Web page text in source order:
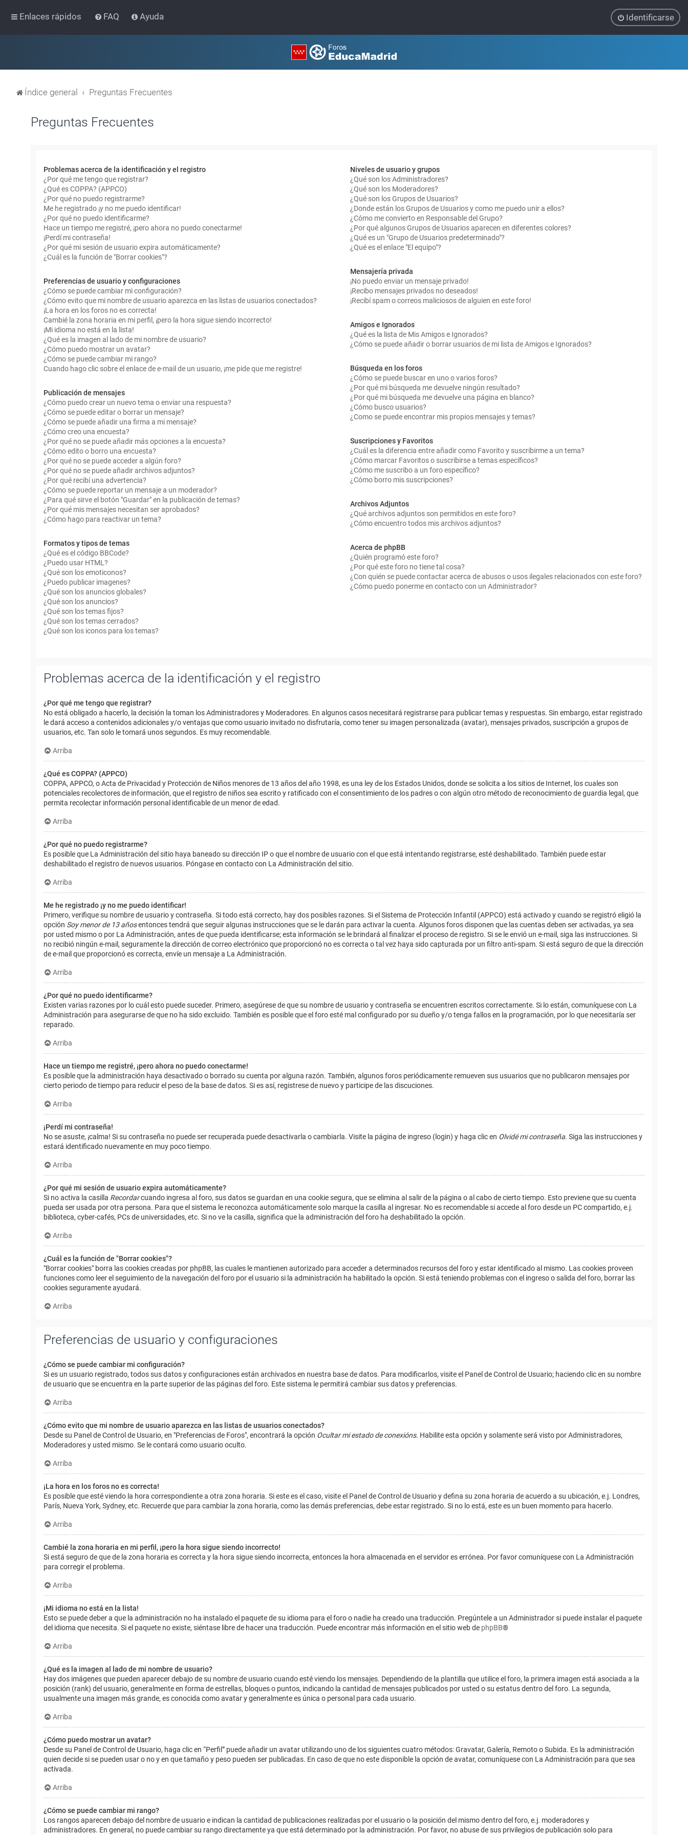
Enlaces rápidos FAQ Ayuda Identificarse
Índice general Preguntas Frecuentes
Preguntas Frecuentes
Problemas acerca de la identificación y el registro
¿Por qué me tengo que registrar?
¿Qué es COPPA? (APPCO)
¿Por qué no puedo registrarme?
Me he registrado ¡y no me puedo identificar!
¿Por qué no puedo identificarme?
Hace un tiempo me registré, ¡pero ahora no puedo conectarme!
¡Perdí mi contraseña!
¿Por qué mi sesión de usuario expira automáticamente?
¿Cuál es la función de "Borrar cookies"?
Preferencias de usuario y configuraciones
¿Cómo se puede cambiar mi configuración?
¿Cómo evito que mi nombre de usuario aparezca en las listas de usuarios conectados?
¡La hora en los foros no es correcta!
Cambié la zona horaria en mi perfil, ¡pero la hora sigue siendo incorrecto!
¡Mi idioma no está en la lista!
¿Qué es la imagen al lado de mi nombre de usuario?
¿Cómo puedo mostrar un avatar?
¿Cómo se puede cambiar mi rango?
Cuando hago clic sobre el enlace de e-mail de un usuario, ¡me pide que me registre!
Publicación de mensajes
¿Cómo puedo crear un nuevo tema o enviar una respuesta?
¿Cómo se puede editar o borrar un mensaje?
¿Cómo se puede añadir una firma a mi mensaje?
¿Cómo creo una encuesta?
¿Por qué no se puede añadir más opciones a la encuesta?
¿Cómo edito o borro una encuesta?
¿Por qué no se puede acceder a algún foro?
¿Por qué no se puede añadir archivos adjuntos?
¿Por qué recibí una advertencia?
¿Cómo se puede reportar un mensaje a un moderador?
¿Para qué sirve el botón "Guardar" en la publicación de temas?
¿Por qué mis mensajes necesitan ser aprobados?
¿Cómo hago para reactivar un tema?
Formatos y tipos de temas
¿Qué es el código BBCode?
¿Puedo usar HTML?
¿Qué son los emoticonos?
¿Puedo publicar imagenes?
¿Qué son los anuncios globales?
¿Qué son los anuncios?
¿Qué son los temas fijos?
¿Qué son los temas cerrados?
¿Qué son los iconos para los temas?
Niveles de usuario y grupos
¿Qué son los Administradores?
¿Qué son los Moderadores?
¿Qué son los Grupos de Usuarios?
¿Donde están los Grupos de Usuarios y como me puedo unir a ellos?
¿Cómo me convierto en Responsable del Grupo?
¿Por qué algunos Grupos de Usuarios aparecen en diferentes colores?
¿Qué es un "Grupo de Usuarios predeterminado"?
¿Qué es el enlace "El equipo"?
Mensajería privada
¡No puedo enviar un mensaje privado!
¡Recibo mensajes privados no deseados!
¡Recibí spam o correos maliciosos de alguien en este foro!
Amigos e Ignorados
¿Qué es la lista de Mis Amigos e Ignorados?
¿Cómo se puede añadir o borrar usuarios de mi lista de Amigos e Ignorados?
Búsqueda en los foros
¿Cómo se puede buscar en uno o varios foros?
¿Por qué mi búsqueda me devuelve ningún resultado?
¿Por qué mi búsqueda me devuelve una página en blanco?
¿Cómo busco usuarios?
¿Como se puede encontrar mis propios mensajes y temas?
Suscripciones y Favoritos
¿Cuál es la diferencia entre añadir como Favorito y suscribirme a un tema?
¿Cómo marcar Favoritos o suscribirse a temas específicos?
¿Cómo me suscribo a un foro específico?
¿Cómo borro mis suscripciones?
Archivos Adjuntos
¿Qué archivos adjuntos son permitidos en este foro?
¿Cómo encuentro todos mis archivos adjuntos?
Acerca de phpBB
¿Quién programó este foro?
¿Por qué este foro no tiene tal cosa?
¿Con quién se puede contactar acerca de abusos o usos ilegales relacionados con este foro?
¿Cómo puedo ponerme en contacto con un Administrador?
Problemas acerca de la identificación y el registro
¿Por qué me tengo que registrar?
No está obligado a hacerlo, la decisión la toman los Administradores y Moderadores. En algunos casos necesitará registrarse para publicar temas y respuestas. Sin embargo, estar registrado
le dará acceso a contenidos adicionales y/o ventajas que como usuario invitado no disfrutaría, como tener su imagen personalizada (avatar), mensajes privados, suscripción a grupos de
usuarios, etc. Tan solo le tomará unos segundos. Es muy recomendable.
Arriba
¿Qué es COPPA? (APPCO)
COPPA, APPCO, o Acta de Privacidad y Protección de Niños menores de 13 años del año 1998, es una ley de los Estados Unidos, donde se solicita a los sitios de Internet, los cuales son
potenciales recolectores de información, que el registro de niños sea escrito y ratificado con el consentimiento de los padres o con algún otro método de reconocimiento de guardia legal, que
permita recolectar información personal identificable de un menor de edad.
Arriba
¿Por qué no puedo registrarme?
Es posible que La Administración del sitio haya baneado su dirección IP o que el nombre de usuario con el que está intentando registrarse, esté deshabilitado. También puede estar
deshabilitado el registro de nuevos usuarios. Póngase en contacto con La Administración del sitio.
Arriba
Me he registrado ¡y no me puedo identificar!
Primero, verifique su nombre de usuario y contraseña. Si todo está correcto, hay dos posibles razones. Si el Sistema de Protección Infantil (APPCO) está activado y cuando se registró eligió la
opción Soy menor de 13 añosentonces tendrá que seguir algunas instrucciones que se le darán para activar la cuenta. Algunos foros disponen que las cuentas deben ser activadas, ya sea
por usted mismo o por La Administración, antes de que pueda identificarse; esta información se le brindará al finalizar el proceso de registro. Si se le envió un e-mail, siga las instrucciones. Si
no recibió ningún e-mail, seguramente la dirección de correo electrónico que proporcionó no es correcta o tal vez haya sido capturada por un filtro anti-spam. Si está seguro de que la dirección
de e-mail que proporcionó es correcta, envíe un mensaje a La Administración.
Arriba
¿Por qué no puedo identificarme?
Existen varias razones por lo cuál esto puede suceder. Primero, asegúrese de que su nombre de usuario y contraseña se encuentren escritos correctamente. Si lo están, comuníquese con La
Administración para asegurarse de que no ha sido excluido. También es posible que el foro esté mal configurado por su dueño y/o tenga fallos en la programación, por lo que necesitaría ser
reparado.
Arriba
Hace un tiempo me registré, ¡pero ahora no puedo conectarme!
Es posible que la administración haya desactivado o borrado su cuenta por alguna razón. También, algunos foros periódicamente remueven sus usuarios que no publicaron mensajes por
cierto periodo de tiempo para reducir el peso de la base de datos. Si es así, registrese de nuevo y participe de las discuciones.
Arriba
¡Perdí mi contraseña!
No se asuste, ¡calma! Si su contraseña no puede ser recuperada puede desactivarla o cambiarla. Visite la página de ingreso (login) y haga clic en Olvidé mi contraseña. Siga las instrucciones y
estará identificado nuevamente en muy poco tiempo.
Arriba
¿Por qué mi sesión de usuario expira automáticamente?
Si no activa la casilla Recordarcuando ingresa al foro, sus datos se guardan en una cookie segura, que se elimina al salir de la página o al cabo de cierto tiempo. Esto previene que su cuenta
pueda ser usada por otra persona. Para que el sistema le reconozca automáticamente solo marque la casilla al ingresar. No es recomendable si accede al foro desde un PC compartido, e.j.
biblioteca, cyber-cafés, PCs de universidades, etc. Si no ve la casilla, significa que la administración del foro ha deshabilitado la opción.
Arriba
¿Cuál es la función de "Borrar cookies"?
"Borrar cookies" borra las cookies creadas por phpBB, las cuales le mantienen autorizado para acceder a determinados recursos del foro y estar identificado al mismo. Las cookies proveen
funciones como leer el seguimiento de la navegación del foro por el usuario si la administración ha habilitado la opción. Si está teniendo problemas con el ingreso o salida del foro, borrar las
cookies seguramente ayudará.
Arriba
Preferencias de usuario y configuraciones
¿Cómo se puede cambiar mi configuración?
Si es un usuario registrado, todos sus datos y configuraciones están archivados en nuestra base de datos. Para modificarlos, visite el Panel de Control de Usuario; haciendo clic en su nombre
de usuario que se encuentra en la parte superior de las páginas del foro. Este sistema le permitirá cambiar sus datos y preferencias.
Arriba
¿Cómo evito que mi nombre de usuario aparezca en las listas de usuarios conectados?
Desde su Panel de Control de Usuario, en "Preferencias de Foros", encontrará la opción Ocultar mi estado de conexións. Habilite esta opción y solamente será visto por Administradores,
Moderadores y usted mismo. Se le contará como usuario oculto.
Arriba
¡La hora en los foros no es correcta!
Es posible que esté viendo la hora correspondiente a otra zona horaria. Si este es el caso, visite el Panel de Control de Usuario y defina su zona horaria de acuerdo a su ubicación, e.j. Londres,
París, Nueva York, Sydney, etc. Recuerde que para cambiar la zona horaria, como las demás preferencias, debe estar registrado. Si no lo está, este es un buen momento para hacerlo.
Arriba
Cambié la zona horaria en mi perfil, ¡pero la hora sigue siendo incorrecto!
Si está seguro de que de la zona horaria es correcta y la hora sigue siendo incorrecta, entonces la hora almacenada en el servidor es errónea. Por favor comuníquese con La Administración
para corregir el problema.
Arriba
¡Mi idioma no está en la lista!
Esto se puede deber a que la administración no ha instalado el paquete de su idioma para el foro o nadie ha creado una traducción. Pregúntele a un Administrador si puede instalar el paquete
del idioma que necesita. Si el paquete no existe, siéntase libre de hacer una traducción. Puede encontrar más información en el sitio web de phpBB®
Arriba
¿Qué es la imagen al lado de mi nombre de usuario?
Hay dos imágenes que pueden aparecer debajo de su nombre de usuario cuando esté viendo los mensajes. Dependiendo de la plantilla que utilice el foro, la primera imagen está asociada a la
posición (rank) del usuario, generalmente en forma de estrellas, bloques o puntos, indicando la cantidad de mensajes publicados por usted o su estatus dentro del foro. La segunda,
usualmente una imagen más grande, es conocida como avatar y generalmente es única o personal para cada usuario.
Arriba
¿Cómo puedo mostrar un avatar?
Desde su Panel de Control de Usuario, haga clic en “Perfil” puede añadir un avatar utilizando uno de los siguientes cuatro métodos: Gravatar, Galería, Remoto o Subida. Es la administración
quien decide si se pueden usar o no y en que tamaño y peso pueden ser publicadas. En caso de que no este disponible la opción de avatar, comuníquese con La Administración para que sea
activada.
Arriba
¿Cómo se puede cambiar mi rango?
Los rangos aparecen debajo del nombre de usuario e indican la cantidad de publicaciones realizadas por el usuario o la posición del mismo dentro del foro, e.j. moderadores y
administradores. En general, no puede cambiar su rango directamente ya que está determinado por la administración. Por favor, no abuse de sus privilegios de publicación solo para